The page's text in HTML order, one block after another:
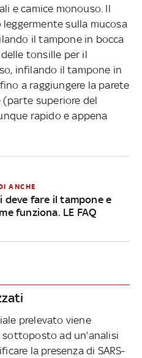
e camice monouso. Il
sulla mucosa
il tampone in bocca
tonsille per il
infilando il tampone in
a raggiungere la parete
superiore del
rapido e appena
ANCHE
deve fare il tampone e
funziona. LE FAQ
prelevato viene
ad un’analisi
la presenza di SARS-